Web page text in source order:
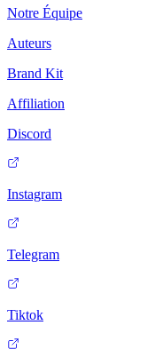
Notre Équipe
Auteurs
Brand Kit
Affiliation
Discord
Instagram
Telegram
Tiktok